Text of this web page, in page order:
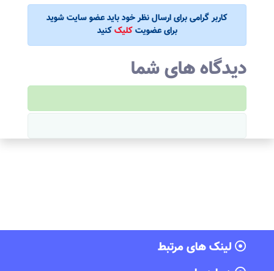
کاربر گرامی برای ارسال نظر خود باید عضو سایت شوید
برای عضویتکلیککنید
دیدگاه های شما
لینک های مرتبط